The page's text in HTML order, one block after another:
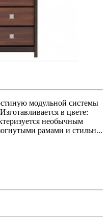
модульной системы
в цвете:
необычным
рамами и стильн...